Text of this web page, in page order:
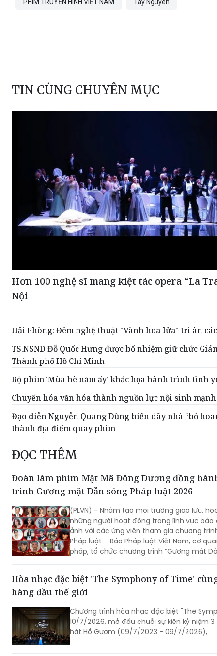
Nội
Thành phố Hồ Chí Minh
Bộ phim 'Mùa hè năm ấy' khắc họa hành trình tình
thành địa điểm quay phim
ĐỌC THÊM
Đoàn làm phim Mật Mã Đông Dương đồng
(PLVN) - Nhằm tạo môi trường giao lưu,
những người hoạt động trong lĩnh vực báo
ảnh với các ứng viên tham gia chương
Pháp luật – Báo Pháp luật Việt Nam, cơ
pháp, tổ chức chương trình “Gương mặt
– Tuyển chọn Gương mặt MC Video Pháp
Hòa nhạc đặc biệt 'The Symphony of Time'
Chương trình hòa nhạc đặc biệt "The
10/7/2026, mở đầu chuỗi sự kiện kỷ niệm
hát Hồ Gươm (09/7/2023 - 09/7/2026),
Quang Tuấn lần đầu đưa con trai đóng phim